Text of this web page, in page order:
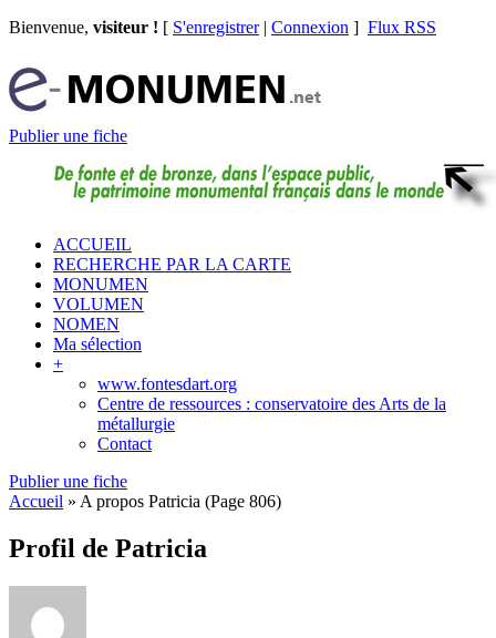
Bienvenue, visiteur ! [ S'enregistrer| Connexion ] Flux RSS
Publier une fiche
ACCUEIL
RECHERCHE PAR LA CARTE
MONUMEN
VOLUMEN
NOMEN
Ma sélection
+
www.fontesdart.org
Centre de ressources : conservatoire des Arts de la
métallurgie
Contact
Publier une fiche
Accueil » A propos Patricia (Page 806)
Profil de Patricia